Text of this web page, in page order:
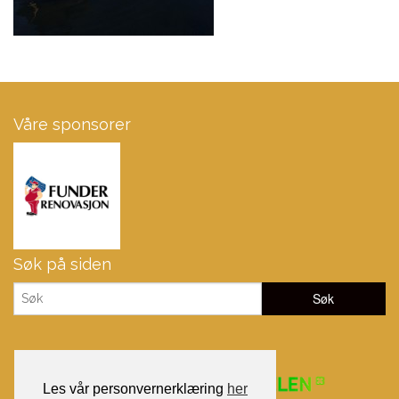
Les vår personvernerklæring her
Våre sponsorer
Søk på siden